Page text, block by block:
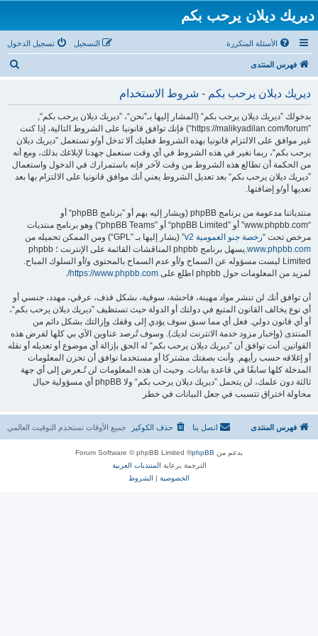
ديريك ديلان يرحب بكم
الأسئلة المتكررة تسجيل الدخول التسجيل
فهرس المنتدى
ديريك ديلان يرحب بكم - شروط الاستخدام
بدخولك ”ديريك ديلان يرحب بكم“ (المشار إليها بـ”نحن“، ”ديريك ديلان يرحب بكم“,
”https://malikyadilan.com/forum“) فإنك توافق قانونيا على الشروط التالية، إذا كنت
غير موافق على الالتزام قانونيا بهذه الشروط فعليك ألا تدخل أو/و تستعمل ”ديريك ديلان
يرحب بكم“، ربما نغير في هذه الشروط في أي وقت سنعمل جهدنا لإبلاغك بذلك، ومع أنه
من الحكمة أن تطالع هذه الشروط من وقت لآخر فإنه باستمرارك في الدخول واستعمال
”ديريك ديلان يرحب بكم“ بعد تعديل الشروط يعني أنك موافق قانونيا على الالتزام بها بعد
تعديها أو/و إضافتها.
منتدياتنا مدعومة من برنامج phpBB (ويشار إليه بهم أو ”برنامج phpBB“ أو
“www.phpbb.com” أو ”phpBB Limited“ أو ”phpBB Teams“) وهو برنامج منتديات
مرخص تحت “رخصة جنو العمومية v2
” (يشار إليها بـ ”GPL“) ومن الممكن تحميله من
www.phpbb.com
.يسهل برنامج phpbb المناقشات القائمة على الإنترنت ؛ phpbb
Limited ليست مسؤوله عن السماح و/أو عدم السماح بالمحتوى و/أو السلوك المباح.
لمزيد من المعلومات حول phpbb اطلع على
https://www.phpbb.com/
.
أن توافق أنك لن تنشر مواد مهينة، فاحشة، سوقية، بشكل قذف، عرقي، مهدد، جنسي أو
أي نوع يخالف القانون المتبع في دولتك أو الدولة حيث تستظيف ”ديريك ديلان يرحب بكم“،
أو أي قانون دولي. فعل أي مما سبق سوف يؤدي إلى وقفك وإزالتك بشكل دائم من
المنتدى (وإخبار مزود خدمة الانترنت لديك). وسوف تُرصد عناوين الآي بي كلها لفرض هذه
القوانين. أنت توافق أن ”ديريك ديلان يرحب بكم“ له الحق بإزالة أي موضوع أو تعديله أو نقله
أو إغلاقه حسب رأيهم. وأنت بصفتك مشتركا أو مستخدما توافق أن تخزن المعلومات
المدخلة كلها سابقًا في قاعدة بيانات. وحيث أن هذه المعلومات لن تُـعرض إلى أي جهة
ثالثة دون علمك، لن يتحمل ”ديريك ديلان يرحب بكم“ ولا phpBB أي مسؤولية حيال
محاولة اختراق تتسبب في جعل البيانات في خطر
فهرس المنتدى جميع الأوقات تستخدم التوقيت العالمي حذف الكوكيز اتصل بنا
بدعم من phpBB
® Forum Software © phpBB Limited
الترجمة برعاية المنتديات العربية
الخصوصية | الشروط